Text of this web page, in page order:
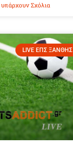
Σχόλια
LIVE ΕΠΣ ΞΑΝΘΗΣ